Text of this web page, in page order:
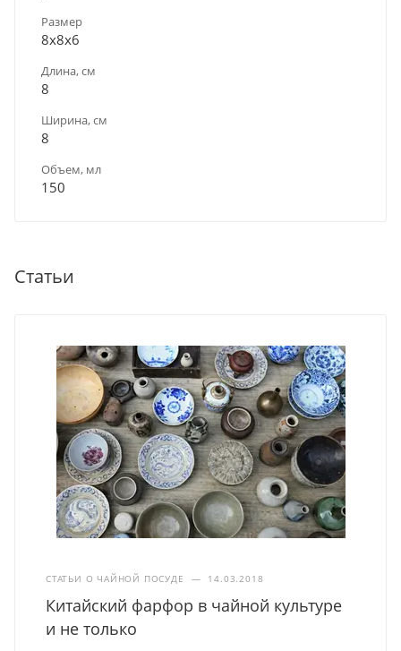
Размер
8х8х6
Длина, см
8
Ширина, см
8
Объем, мл
150
Статьи
СТАТЬИ О ЧАЙНОЙ ПОСУДЕ — 14.03.2018
Китайский фарфор в чайной культуре
и не только